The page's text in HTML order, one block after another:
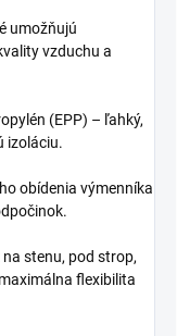
umožňujú
vzduchu a
(EPP) – ľahký,
izoláciu.
obídenia výmenníka
stenu, pod strop,
flexibilita